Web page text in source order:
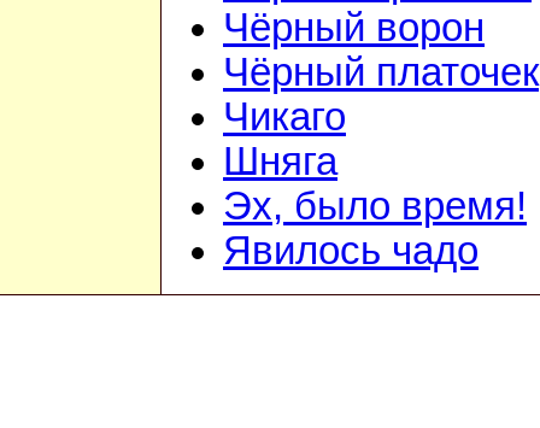
Чёрный ворон
Чёрный платочек
Чикаго
Шняга
Эх, было время!
Явилось чадо